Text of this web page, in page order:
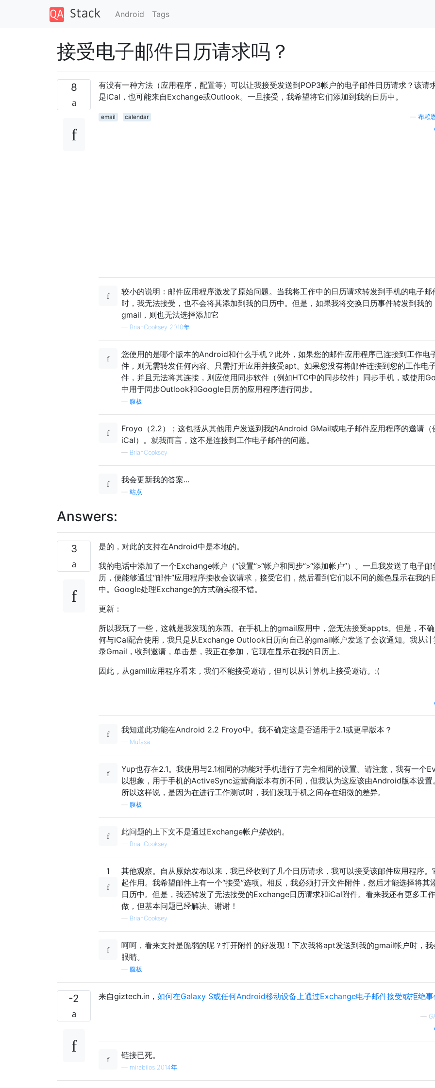
Android Tags
接受电子邮件日历请求吗？
8
有没有一种方法（应用程序，配置等）可以让我接受发送到POP3帐户的电子邮件日历请求？该请
是iCal，也可能来自Exchange或Outlook。一旦接受，我希望将它们添加到我的日历中。
email calendar
布赖
较小的说明：邮件应用程序激发了原始问题。当我将工作中的日历请求转发到手机的电子邮
时，我无法接受，也不会将其添加到我的日历中。但是，如果我将交换日历事件转发到我的
gmail，则也无法选择添加它
— BrianCooksey 2010年
您使用的是哪个版本的Android和什么手机？此外，如果您的邮件应用程序已连接到工作电
件，则无需转发任何内容。只需打开应用并接受apt。如果您没有将邮件连接到您的工作电
件，并且无法将其连接，则应使用同步软件（例如HTC中的同步软件）同步手机，或使用
中用于同步Outlook和Google日历的应用程序进行同步。
腹板
Froyo（2.2）；这包括从其他用户发送到我的Android GMail或电子邮件应用程序的邀请（
iCal）。就我而言，这不是连接到工作电子邮件的问题。
— BrianCooksey
我会更新我的答案...
站点
Answers:
3
是的，对此的支持在Android中是本地的。
我的电话中添加了一个Exchange帐户（“设置”>“帐户和同步”>“添加帐户”）。一旦我发送了电子邮
历，便能够通过“邮件”应用程序接收会议请求，接受它们，然后看到它们以不同的颜色显示在我的
中。Google处理Exchange的方式确实很不错。
更新：
所以我玩了一些，这就是我发现的东西。在手机上的gmail应用中，您无法接受appts。但是，不
何与iCal配合使用，我只是从Exchange Outlook日历向自己的gmail帐户发送了会议通知。我从计
录Gmail，收到邀请，单击是，我正在参加，它现在显示在我的日历上。
因此，从gamil应用程序看来，我们不能接受邀请，但可以从计算机上接受邀请。:(
我知道此功能在Android 2.2 Froyo中。我不确定这是否适用于2.1或更早版本？
— Mufasa
Yup也存在2.1。我使用与2.1相同的功能对手机进行了完全相同的设置。请注意，我有一个
以想象，用于手机的ActiveSync运营商版本有所不同，但我认为这应该由Android版本设置
所以这样说，是因为在进行工作测试时，我们发现手机之间存在细微的差异。
腹板
此问题的上下文不是通过Exchange帐户接收的。
— BrianCooksey
1
其他观察。自从原始发布以来，我已经收到了几个日历请求，我可以接受该邮件应用程序。
起作用。我希望邮件上有一个“接受”选项。相反，我必须打开文件附件，然后才能选择将其
日历中。但是，我还转发了无法接受的Exchange日历请求和iCal附件。看来我还有更多工
做，但基本问题已经解决。谢谢！
— BrianCooksey
呵呵，看来支持是脆弱的呢？打开附件的好发现！下次我将apt发送到我的gmail帐户时，我
眼睛。
腹板
-2 来自giztech.in， 如何在Galaxy S或任何Android移动设备上通过Exchange电子邮件接受或拒绝事
—
链接已死。
mirabilos 2014年